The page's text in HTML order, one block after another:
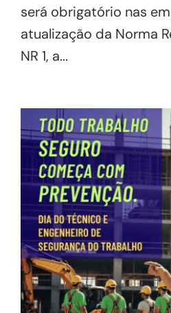
será obrigatório nas
atualização da Norma
NR 1, a...